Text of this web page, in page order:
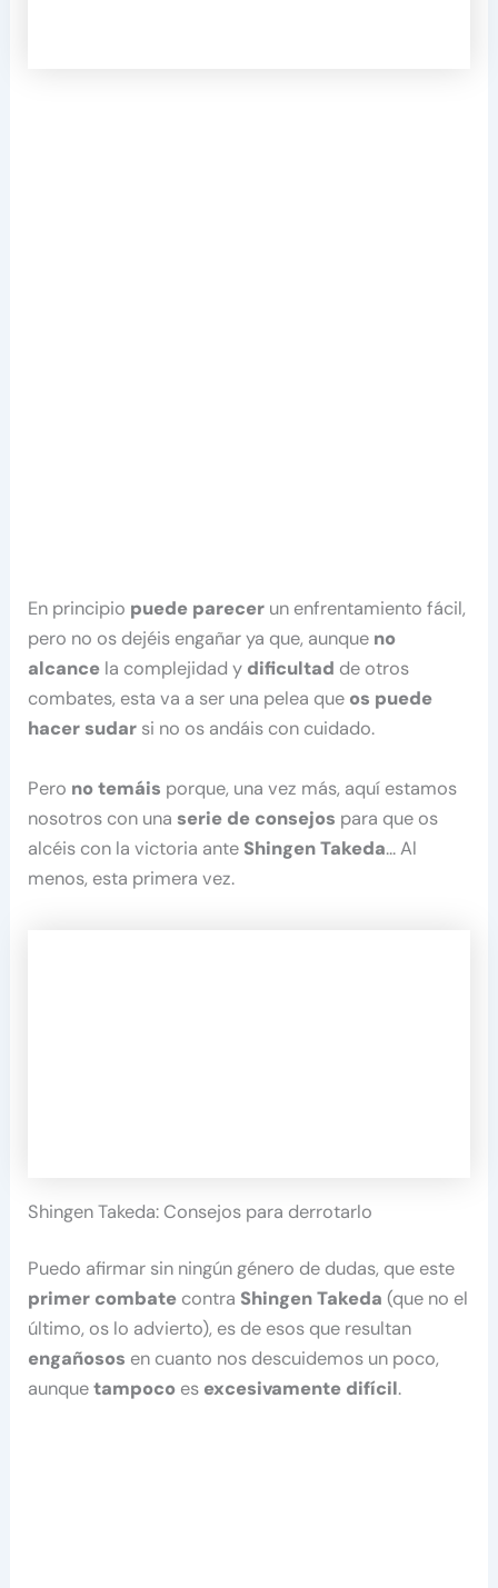
En principio puede parecer un enfrentamiento fácil,
pero no os dejéis engañar ya que, aunque no
alcance la complejidad y dificultad de otros
combates, esta va a ser una pelea que os puede
hacer sudar si no os andáis con cuidado.
Pero no temáis porque, una vez más, aquí estamos
nosotros con unaserie de consejos para que os
alcéis con la victoria ante Shingen Takeda… Al
menos, esta primera vez.
Shingen Takeda: Consejos para derrotarlo
Puedo afirmar sin ningún género de dudas, que este
primer combate contra Shingen Takeda (que no el
último, os lo advierto), es de esos que resultan
engañosos en cuanto nos descuidemos un poco,
aunquetampoco es excesivamente difícil.